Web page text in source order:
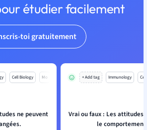
étudier facilement
toi gratuitement
Cell Biology Mo
ne peuvent
+ Add tag Immunology
Vrai ou faux : Les attitudes
le